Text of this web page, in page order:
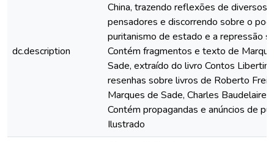
dc.description
China, trazendo reflexões de diversos
pensadores e discorrendo sobre o
puritanismo de estado e a repressão
Contém fragmentos e texto de
Sade, extraído do livro Contos
resenhas sobre livros de Roberto
Marques de Sade, Charles Baudelaire,
Contém propagandas e anúncios de
Ilustrado